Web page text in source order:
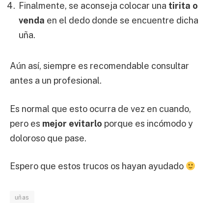
Finalmente, se aconseja colocar una tirita o
venda en el dedo donde se encuentre dicha
uña.
Aún así, siempre es recomendable consultar
antes a un profesional.
Es normal que esto ocurra de vez en cuando,
pero es mejor evitarlo porque es incómodo y
doloroso que pase.
Espero que estos trucos os hayan ayudado
uñas